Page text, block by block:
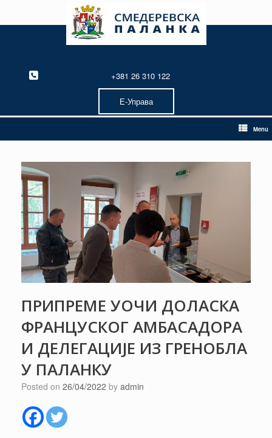
content
+381 26 310 122
Е-Управа
Menu
ПРИПРЕМЕ УОЧИ ДОЛАСКА
ФРАНЦУСКОГ АМБАСАДОРА
И ДЕЛЕГАЦИЈЕ ИЗ ГРЕНОБЛА
У ПАЛАНКУ
Posted on 26/04/2022 by admin